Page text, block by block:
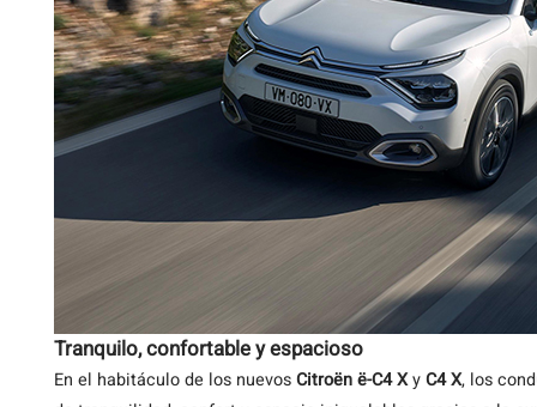
Tranquilo, confortable y espacioso
En el habitáculo de los nuevosCitroën ë-C4 XyC4 X, los